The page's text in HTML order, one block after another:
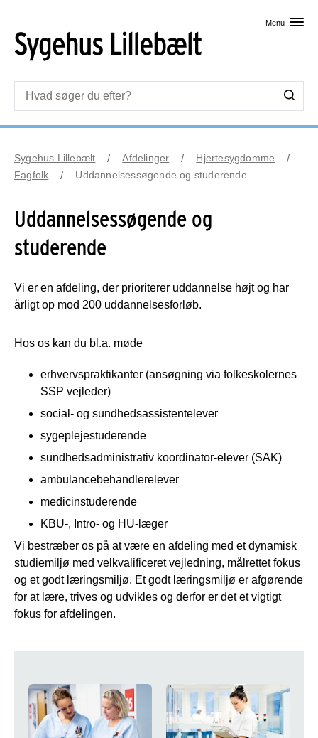
Menu
Sygehus Lillebælt Afdelinger
Hjertesygdomme
Fagfolk
Uddannelsessøgende og studerende
Uddannelsessøgende og
studerende
Vi er en afdeling, der prioriterer uddannelse højt og har
årligt op mod 200 uddannelsesforløb.
Hos os kan du bl.a. møde
erhvervspraktikanter (ansøgning via folkeskolernes
SSP vejleder)
social- og sundhedsassistentelever
sygeplejestuderende
sundhedsadministrativ koordinator-elever (SAK)
ambulancebehandlerelever
medicinstuderende
KBU-, Intro- og HU-læger
Vi bestræber os på at være en afdeling med et dynamisk
studiemiljø med velkvalificeret vejledning, målrettet fokus
og et godt læringsmiljø. Et godt læringsmiljø er afgørende
for at lære, trives og udvikles og derfor er det et vigtigt
fokus for afdelingen.
Genveje